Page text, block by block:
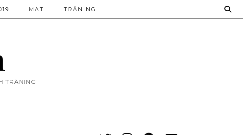
TRÄNING
MAT TRÄNING